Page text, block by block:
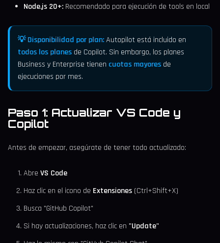
Node.js 20+: Recomendado para ejecución de tools en local
💡 Disponibilidad por plan:Autopilot está incluido en
todos los planes de Copilot. Sin embargo, los planes
Business y Enterprise tienen cuotas mayores de
ejecuciones por mes.
Paso 1: Actualizar VS Code y
Copilot
Antes de empezar, asegúrate de tener todo actualizado:
Abre VS Code
Haz clic en el icono de Extensiones (Ctrl+Shift+X)
Busca "GitHub Copilot"
Si hay actualizaciones, haz clic en "Update"